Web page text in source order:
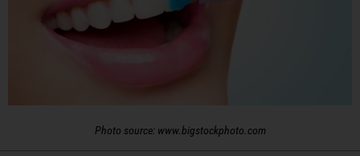
Photo source: www.bigstockphoto.com